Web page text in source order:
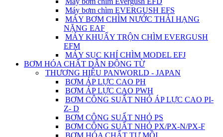
Máy bơm chìm EVERGUSH EFS
MÁY BƠM CHÌM NƯỚC THẢI HẠNG
NẶNG EAF
MÁY KHUẤY TRỘN CHÌM EVERGUSH
EFM
MÁY SỤC KHÍ CHÌM MODEL EFJ
BƠM HÓA CHẤT DẪN ĐỘNG TỪ
THƯƠNG HIỆU PANWORLD - JAPAN
BƠM ÁP LỰC CAO PH
BƠM ÁP LỰC CAO PWH
BƠM CÔNG SUẤT NHỎ ÁP LỰC CAO PI-
Z- D
BƠM CÔNG SUẤT NHỎ PS
BƠM CÔNG SUẤT NHỎ PX/PX-N/PX-F
BƠM HÓA CHẤT TỰ MỒI